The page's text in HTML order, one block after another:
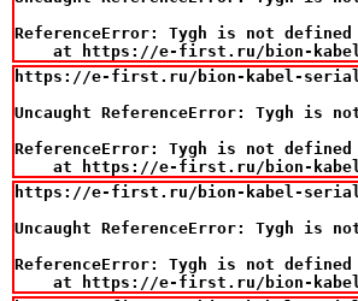
ReferenceError: Tygh is not defined
at https://e-first.ru/bion-
https://e-first.ru/bion-kabel-serial-
Uncaught ReferenceError: Tygh is
ReferenceError: Tygh is not defined
at https://e-first.ru/bion-
https://e-first.ru/bion-kabel-serial-
Uncaught ReferenceError: Tygh is
ReferenceError: Tygh is not defined
at https://e-first.ru/bion-